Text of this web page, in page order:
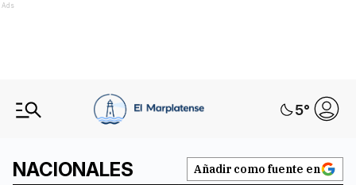
Ads
5°
NACIONALES Añadir como fuente en